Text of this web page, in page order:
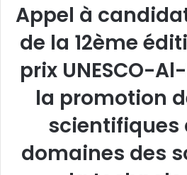
Appel à
de la 12ème
prix UNESCO-
la promotion
scientifiques
domaines des